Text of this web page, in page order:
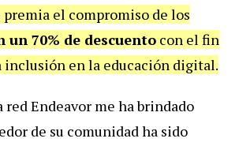
premia el compromiso de los
un 70% de descuento con el fin
inclusión en la educación digital.
red Endeavor me ha brindado
de su comunidad ha sido